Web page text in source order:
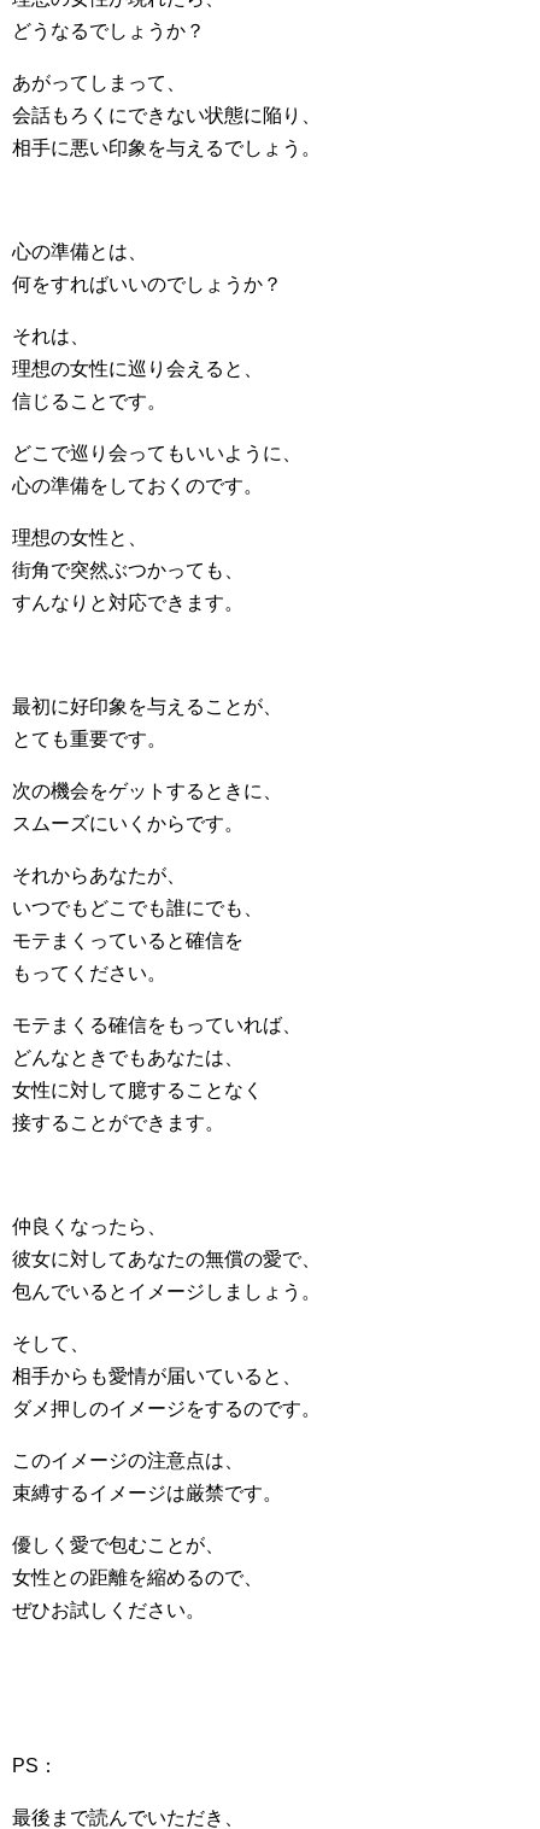
どうなるでしょうか？
あがってしまって、
会話もろくにできない状態に陥り、
相手に悪い印象を与えるでしょう。
心の準備とは、
何をすればいいのでしょうか？
それは、
理想の女性に巡り会えると、
信じることです。
どこで巡り会ってもいいように、
心の準備をしておくのです。
理想の女性と、
街角で突然ぶつかっても、
すんなりと対応できます。
最初に好印象を与えることが、
とても重要です。
次の機会をゲットするときに、
スムーズにいくからです。
それからあなたが、
いつでもどこでも誰にでも、
モテまくっていると確信を
もってください。
モテまくる確信をもっていれば、
どんなときでもあなたは、
女性に対して臆することなく
接することができます。
仲良くなったら、
彼女に対してあなたの無償の愛で、
包んでいるとイメージしましょう。
そして、
相手からも愛情が届いていると、
ダメ押しのイメージをするのです。
このイメージの注意点は、
束縛するイメージは厳禁です。
優しく愛で包むことが、
女性との距離を縮めるので、
ぜひお試しください。
PS：
最後まで読んでいただき、